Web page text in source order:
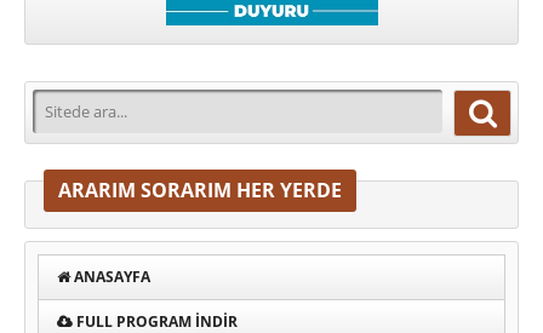
ARARIM SORARIM HER YERDE
ANASAYFA
FULL PROGRAM INDIR